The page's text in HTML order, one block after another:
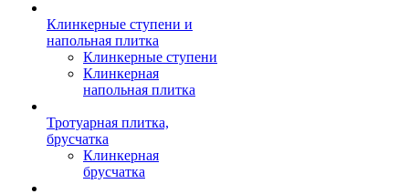
Клинкерные ступени и
напольная плитка
Клинкерные ступени
Клинкерная
напольная плитка
Тротуарная плитка,
брусчатка
Клинкерная
брусчатка